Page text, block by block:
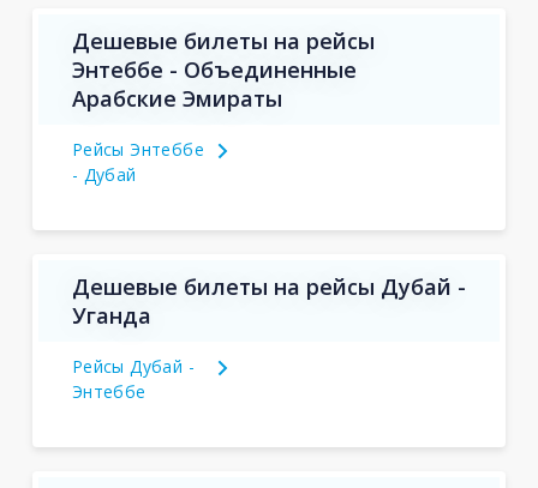
Дешевые билеты на рейсы
Энтеббе - Объединенные
Арабские Эмираты
Рейсы Энтеббе
- Дубай
Дешевые билеты на рейсы Дубай -
Уганда
Рейсы Дубай -
Энтеббе